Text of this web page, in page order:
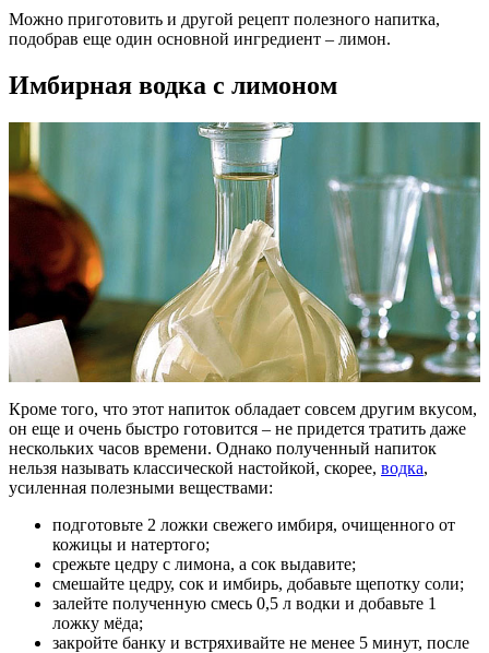
Можно приготовить и другой рецепт полезного напитка,
подобрав еще один основной ингредиент – лимон.
Имбирная водка с лимоном
Кроме того, что этот напиток обладает совсем другим вкусом,
он еще и очень быстро готовится – не придется тратить даже
нескольких часов времени. Однако полученный напиток
нельзя называть классической настойкой, скорее, водка,
усиленная полезными веществами:
подготовьте 2 ложки свежего имбиря, очищенного от
кожицы и натертого;
срежьте цедру с лимона, а сок выдавите;
смешайте цедру, сок и имбирь, добавьте щепотку соли;
залейте полученную смесь 0,5 л водки и добавьте 1
ложку мёда;
закройте банку и встряхивайте не менее 5 минут, после